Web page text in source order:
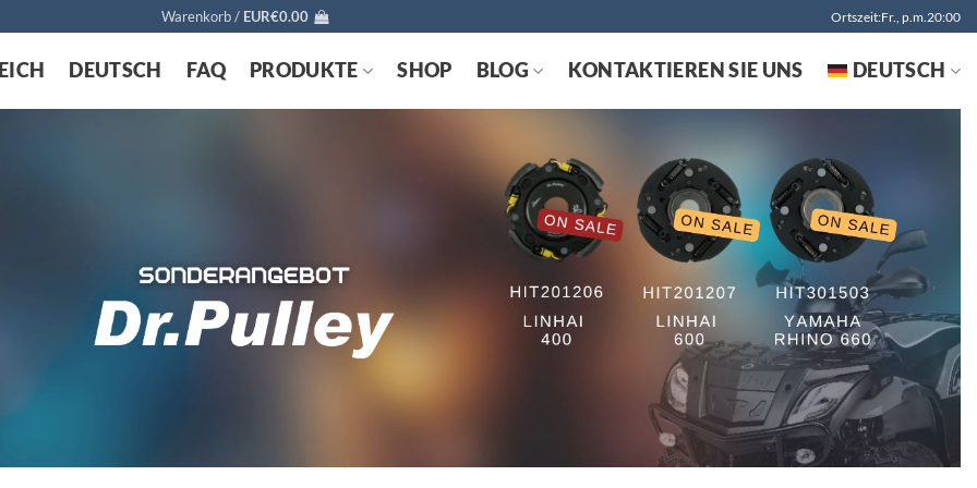
Warenkorb / EUR€0.00 Ortszeit:Fr., p.m.20:00
DEUTSCH FAQ PRODUKTE SHOP BLOG KONTAKTIEREN SIE UNS DEUTSCH